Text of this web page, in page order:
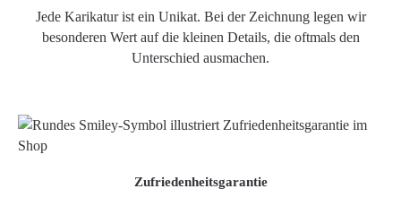
Jede Karikatur ist ein Unikat. Bei der Zeichnung legen wir
besonderen Wert auf die kleinen Details, die oftmals den
Unterschied ausmachen.
Zufriedenheitsgarantie